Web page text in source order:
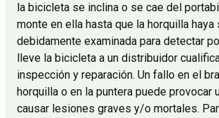
la bicicleta se inclina o se cae del
monte en ella hasta que la horquilla haya
debidamente examinada para detectar
lleve la bicicleta a un distribuidor
inspección y reparación. Un fallo en el
horquilla o en la puntera puede provocar
causar lesiones graves y/o mortales.